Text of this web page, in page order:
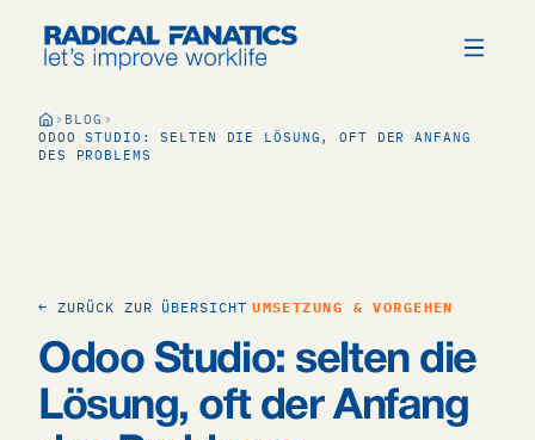
BLOG
ODOO STUDIO: SELTEN DIE LÖSUNG, OFT DER ANFANG
DES PROBLEMS
← ZURÜCK ZUR ÜBERSICHT UMSETZUNG & VORGEHEN
Odoo Studio: selten die
Lösung, oft der Anfang